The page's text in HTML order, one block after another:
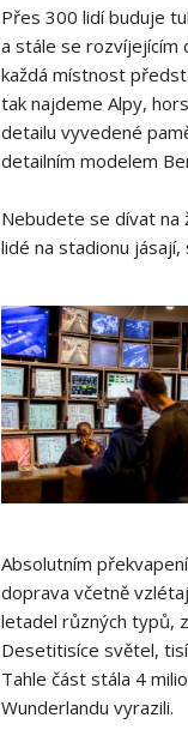
Přes 300 lidí buduje
a stále se rozvíjejícím
každá místnost
tak najdeme Alpy,
detailu vyvedené
detailním modelem
Nebudete se dívat na
lidé na stadionu
Absolutním
doprava včetně
letadel různých typů,
Desetitisíce světel,
Tahle část stála 4
Wunderlandu vyrazili.